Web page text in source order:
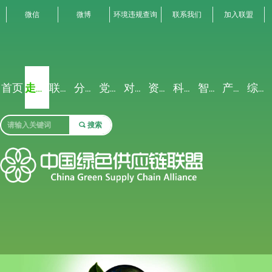
首页 走进联盟 联盟动态 分析解读 党建专栏 对外交流 资源禀赋 科研创新 智能聚合 产业生态 综合服务
끠 搜索
微信 微博 环境违规查询 联系我们 加入联盟